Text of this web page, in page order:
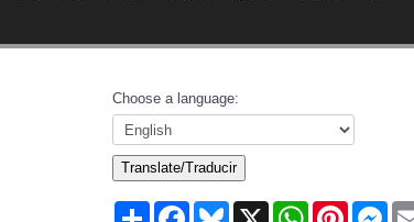
Choose a language:
Translate/Traducir
Share FacebookBluesky
X WhatsAppPinterest